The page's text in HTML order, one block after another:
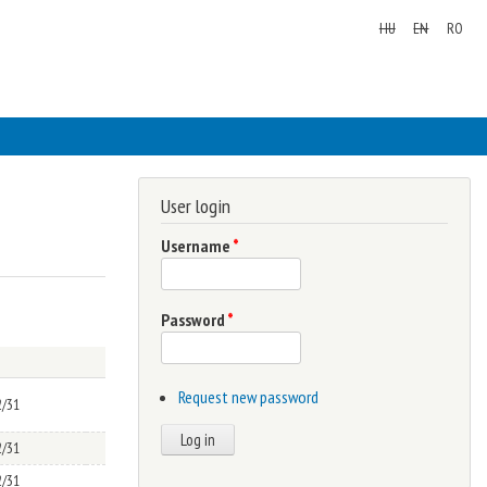
HU EN RO
31
31
31
User login
Username *
Password *
Request new password